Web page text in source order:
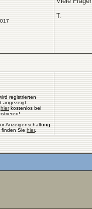
T.
registrierten
angezeigt.
hierkostenlos bei
Anzeigenschaltung
finden Sie hier.